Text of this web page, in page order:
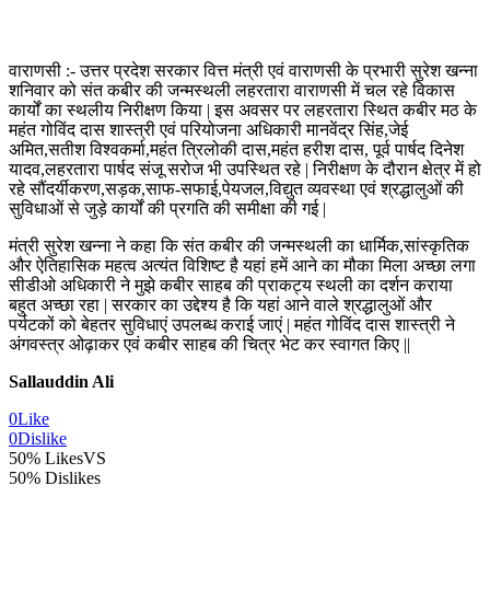
वाराणसी :- उत्तर प्रदेश सरकार वित्त मंत्री एवं वाराणसी के प्रभारी सुरेश खन्ना
शनिवार को संत कबीर की जन्मस्थली लहरतारा वाराणसी में चल रहे विकास
कार्यों का स्थलीय निरीक्षण किया | इस अवसर पर लहरतारा स्थित कबीर मठ के
महंत गोविंद दास शास्त्री एवं परियोजना अधिकारी मानवेंद्र सिंह,जेई
अमित,सतीश विश्वकर्मा,महंत त्रिलोकी दास,महंत हरीश दास, पूर्व पार्षद दिनेश
यादव,लहरतारा पार्षद संजू सरोज भी उपस्थित रहे | निरीक्षण के दौरान क्षेत्र में हो
रहे सौंदर्यीकरण,सड़क,साफ-सफाई,पेयजल,विद्युत व्यवस्था एवं श्रद्धालुओं की
सुविधाओं से जुड़े कार्यों की प्रगति की समीक्षा की गई |
मंत्री सुरेश खन्ना ने कहा कि संत कबीर की जन्मस्थली का धार्मिक,सांस्कृतिक
और ऐतिहासिक महत्व अत्यंत विशिष्ट है यहां हमें आने का मौका मिला अच्छा लगा
सीडीओ अधिकारी ने मुझे कबीर साहब की प्राकट्य स्थली का दर्शन कराया
बहुत अच्छा रहा | सरकार का उद्देश्य है कि यहां आने वाले श्रद्धालुओं और
पर्यटकों को बेहतर सुविधाएं उपलब्ध कराई जाएं | महंत गोविंद दास शास्त्री ने
अंगवस्त्र ओढ़ाकर एवं कबीर साहब की चित्र भेट कर स्वागत किए ||
Sallauddin Ali
0Like
0Dislike
50% LikesVS
50% Dislikes